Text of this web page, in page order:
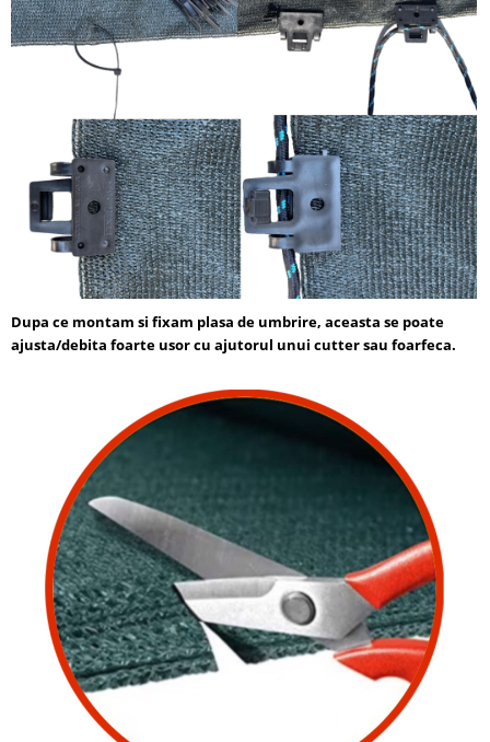
Dupa ce montam si fixam plasa de umbrire, aceasta se poate
ajusta/debita foarte usor cu ajutorul unui cutter sau foarfeca.